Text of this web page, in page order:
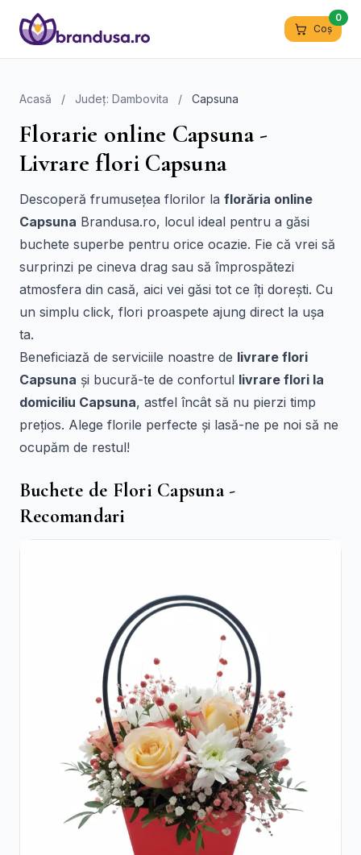
Coș
0
Acasă / Județ: Dambovita / Capsuna
Florarie online Capsuna -
Livrare flori Capsuna
Descoperă frumusețea florilor la florăria online
Capsuna Brandusa.ro, locul ideal pentru a găsi
buchete superbe pentru orice ocazie. Fie că vrei să
surprinzi pe cineva drag sau să împrospătezi
atmosfera din casă, aici vei găsi tot ce îți dorești. Cu
un simplu click, flori proaspete ajung direct la ușa
ta.
Beneficiază de serviciile noastre de livrare flori
Capsuna și bucură-te de confortul livrare flori la
domiciliu Capsuna, astfel încât să nu pierzi timp
prețios. Alege florile perfecte și lasă-ne pe noi să ne
ocupăm de restul!
Buchete de Flori Capsuna -
Recomandari